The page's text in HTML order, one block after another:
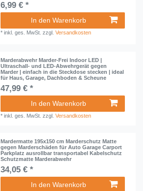
6,99 € *
In den Warenkorb
*inkl. ges. MwSt. zzgl.Versandkosten
Marderabwehr Marder-Frei Indoor LED |
Ultraschall- und LED-Abwehrgerät gegen
Marder | einfach in die Steckdose stecken | ideal
für Haus, Garage, Dachboden & Scheune
47,99 € *
In den Warenkorb
*inkl. ges. MwSt. zzgl.Versandkosten
Mardermatte 195x150 cm Marderschutz Matte
gegen Marderschäden für Auto Garage Carport
Parkplatz ausrollbar transportabel Kabelschutz
Schutzmatte Marderabwehr
34,05 € *
In den Warenkorb